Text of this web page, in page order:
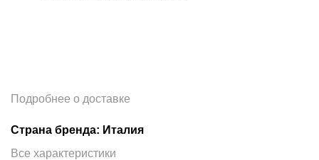
Подробнее о доставке
Страна бренда: Италия
Все характеристики